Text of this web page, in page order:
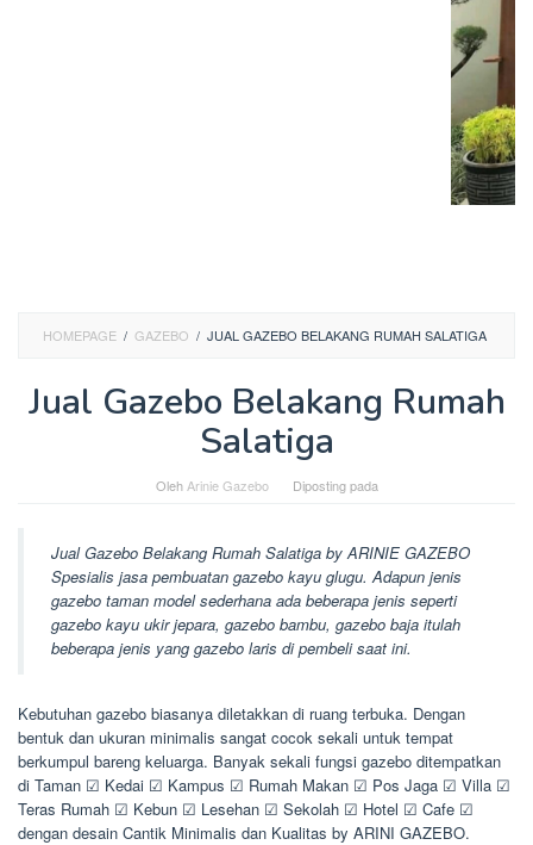
HOMEPAGE / GAZEBO / JUAL GAZEBO BELAKANG RUMAH SALATIGA
Jual Gazebo Belakang Rumah
Salatiga
Oleh Arinie Gazebo Diposting pada
Jual Gazebo Belakang Rumah Salatiga by ARINIE GAZEBO
Spesialis jasa pembuatan gazebo kayu glugu. Adapun jenis
gazebo taman model sederhana ada beberapa jenis seperti
gazebo kayu ukir jepara, gazebo bambu, gazebo baja itulah
beberapa jenis yang gazebo laris di pembeli saat ini.
Kebutuhan gazebo biasanya diletakkan di ruang terbuka. Dengan
bentuk dan ukuran minimalis sangat cocok sekali untuk tempat
berkumpul bareng keluarga. Banyak sekali fungsi gazebo ditempatkan
di Taman ☑ Kedai ☑ Kampus ☑ Rumah Makan ☑ Pos Jaga ☑ Villa ☑
Teras Rumah ☑ Kebun ☑ Lesehan ☑ Sekolah ☑ Hotel ☑ Cafe ☑
dengan desain Cantik Minimalis dan Kualitas by ARINI GAZEBO.